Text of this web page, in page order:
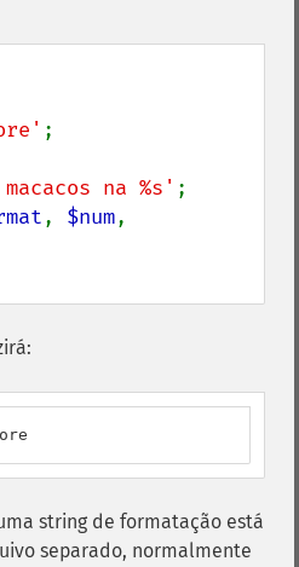
;
na %s' ;
, $num
string de formatação está
separado, normalmente